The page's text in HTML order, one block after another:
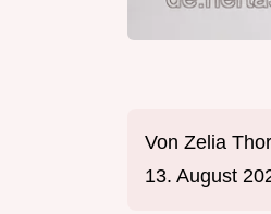
Von Zelia
13. August